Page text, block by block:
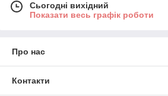
Сьогодні вихідний
Показати весь графік роботи
Про нас
Контакти